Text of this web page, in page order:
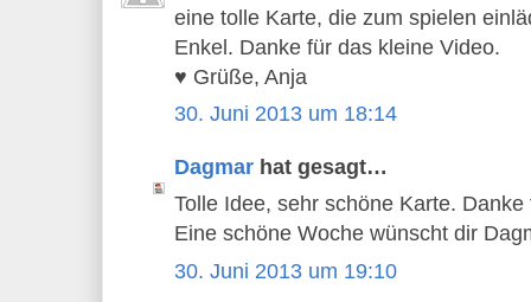
eine tolle Karte, die zum spielen
Enkel. Danke für das kleine Video.
♥ Grüße, Anja
30. Juni 2013 um 18:14
Dagmar hat gesagt…
Tolle Idee, sehr schöne Karte.
Eine schöne Woche wünscht dir
30. Juni 2013 um 19:10